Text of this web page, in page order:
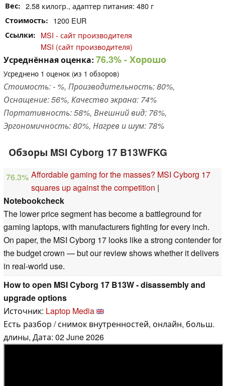
Вес 2.58 килогр., адаптер питания: 480 г
Стоимость 1200 EUR
Ссылки
MSI - сайт производителя
MSI (сайт производителя)
Усреднённая оценка: 76.3%- Хорошо
Усреднено 1 оценок (из 1 обзоров)
Стоимость: - %, Производительность: 80%,
Оснащение: 56%, Качество экрана: 74%
Портативность: 58%, Внешний вид: 76%,
Эргономичность: 80%, Нагрев и шум: 78%
Обзоры MSI Cyborg 17 B13WFKG
76.3% Affordable gaming for the masses? MSI Cyborg 17
squares up against the competition |
Notebookcheck
The lower price segment has become a battleground for
gaming laptops, with manufacturers fighting for every inch.
On paper, the MSI Cyborg 17 looks like a strong contender for
the budget crown — but our review shows whether it delivers
in real-world use.
How to open MSI Cyborg 17 B13W - disassembly and
upgrade options
Источник: Laptop Media
Есть разбор / снимок внутренностей, онлайн, больш.
длины, Дата: 02 June 2026